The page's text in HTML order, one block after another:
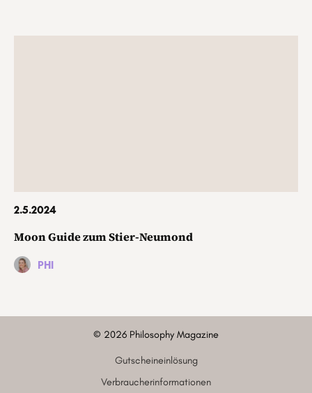
2.5.2024
Moon Guide zum Stier-Neumond
PHI
© 2026 Philosophy Magazine
Gutscheineinlösung
Verbraucherinformationen